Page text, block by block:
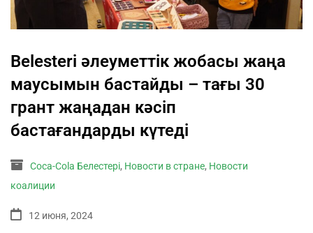
Belesteri әлеуметтік жобасы жаңа
маусымын бастайды – тағы 30
грант жаңадан кәсіп
бастағандарды күтеді
Coca-Cola Белестері, Новости в стране, Новости
коалиции
12 июня, 2024